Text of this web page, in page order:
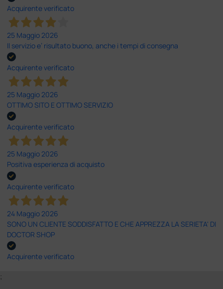
Acquirente verificato
25 Maggio 2026
Il servizio e’ risultato buono, anche i tempi di consegna
Acquirente verificato
25 Maggio 2026
OTTIMO SITO E OTTIMO SERVIZIO
Acquirente verificato
25 Maggio 2026
Positiva esperienza di acquisto
Acquirente verificato
24 Maggio 2026
SONO UN CLIENTE SODDISFATTO E CHE APPREZZA LA SERIETA' DI
DOCTOR SHOP
Acquirente verificato
;